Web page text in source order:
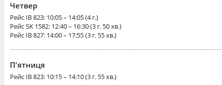
Четвер
Рейс IB 823: 10:05 – 14:05 (4 г.)
РейсSK 1582: 12:40 – 16:30 (3 г. 50 хв.)
Рейс IB 827: 14:00 – 17:55 (3 г. 55 хв.)
П'ятниця
Рейс IB 823: 10:15 – 14:10 (3 г. 55 хв.)